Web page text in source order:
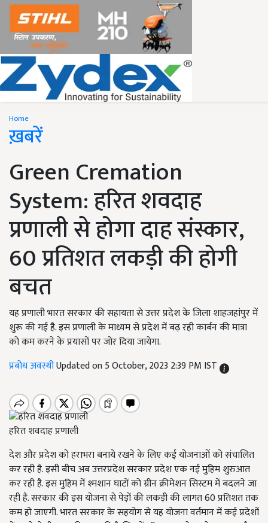
Home
ख़बरें
Green Cremation
System: हरित शवदाह
प्रणाली से होगा दाह संस्कार,
60 प्रतिशत लकड़ी की होगी
बचत
यह प्रणाली भारत सरकार की सहायता से उत्तर प्रदेश के जिला शाहजहांपुर में
शुरू की गई है. इस प्रणाली के माध्यम से प्रदेश में बढ़ रही कार्बन की मात्रा
को कम करने के प्रयासों पर जोर दिया जायेगा.
प्रबोध अवस्थीUpdated on 5 October, 2023 2:39 PM IST
हरित शवदाह प्रणाली
देश और प्रदेश को हराभरा बनाये रखने के लिए कई योजनाओं को संचालित
कर रही है. इसी बीच अब उत्तरप्रदेश सरकार प्रदेश एक नई मुहिम शुरुआत
कर रही है. इस मुहिम में श्मशान घाटों को ग्रीन क्रीमेशन सिस्टम में बदलने जा
रही है. सरकार की इस योजना से पेड़ों की लकड़ी की लागत 60 प्रतिशत तक
कम हो जाएगी. भारत सरकार के सहयोग से यह योजना वर्तमान में कई प्रदेशों